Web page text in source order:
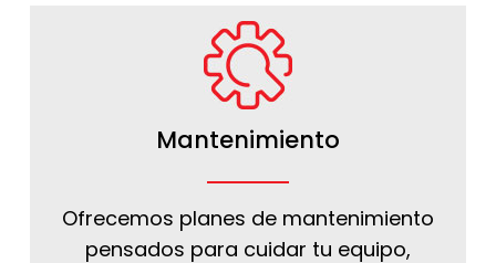
Mantenimiento
Ofrecemos planes de mantenimiento
pensados para cuidar tu equipo,